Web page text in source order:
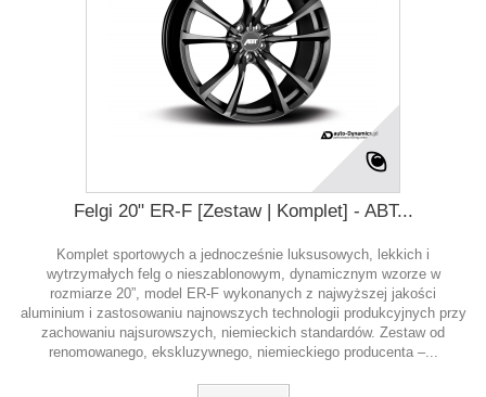
Felgi 20" ER-F [Zestaw | Komplet] - ABT...
Komplet sportowych a jednocześnie luksusowych, lekkich i
wytrzymałych felg o nieszablonowym, dynamicznym wzorze w
rozmiarze 20”, model ER-F wykonanych z najwyższej jakości
aluminium i zastosowaniu najnowszych technologii produkcyjnych przy
zachowaniu najsurowszych, niemieckich standardów. Zestaw od
renomowanego, ekskluzywnego, niemieckiego producenta –...